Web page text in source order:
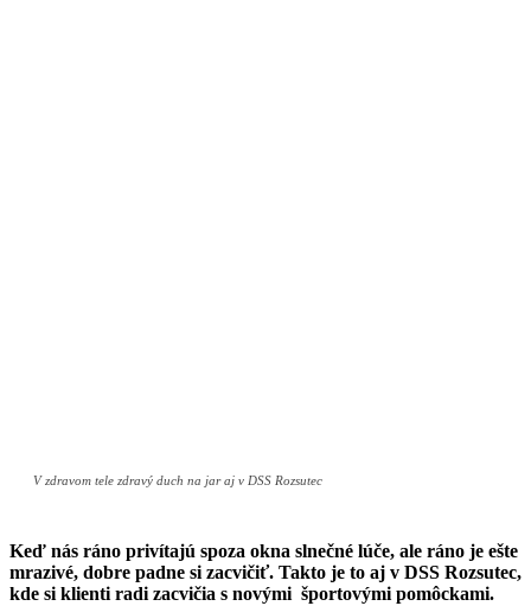
V zdravom tele zdravý duch na jar aj v DSS Rozsutec
Keď nás ráno privítajú spoza okna slnečné lúče, ale ráno je ešte
mrazivé, dobre padne si zacvičiť. Takto je to aj v DSS Rozsutec,
kde si klienti radi zacvičia s novými športovými pomôckami.